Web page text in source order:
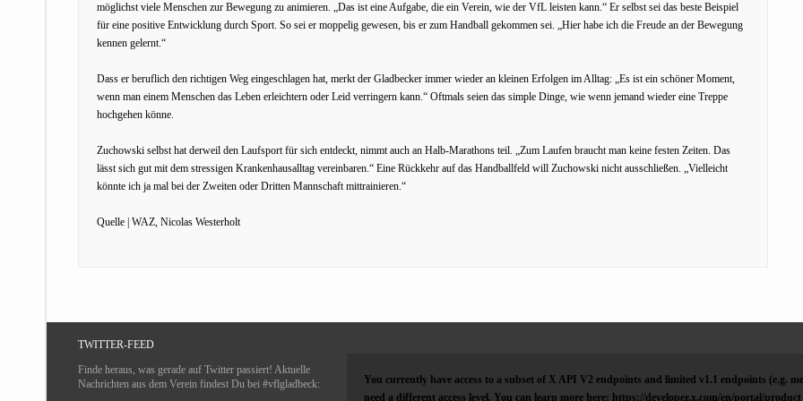
möglichst viele Menschen zur Bewegung zu animieren. „Das ist eine Aufgabe, die ein Verein, wie der VfL leisten kann.“ Er selbst sei das beste Beispiel
für eine positive Entwicklung durch Sport. So sei er moppelig gewesen, bis er zum Handball gekommen sei. „Hier habe ich die Freude an der Bewegung
kennen gelernt.“
Dass er beruflich den richtigen Weg eingeschlagen hat, merkt der Gladbecker immer wieder an kleinen Erfolgen im Alltag: „Es ist ein schöner Moment,
wenn man einem Menschen das Leben erleichtern oder Leid verringern kann.“ Oftmals seien das simple Dinge, wie wenn jemand wieder eine Treppe
hochgehen könne.
Zuchowski selbst hat derweil den Laufsport für sich entdeckt, nimmt auch an Halb-Marathons teil. „Zum Laufen braucht man keine festen Zeiten. Das
lässt sich gut mit dem stressigen Krankenhausalltag vereinbaren.“ Eine Rückkehr auf das Handballfeld will Zuchowski nicht ausschließen. „Vielleicht
könnte ich ja mal bei der Zweiten oder Dritten Mannschaft mittrainieren.“
Quelle | WAZ, Nicolas Westerholt
TWITTER-FEED
Finde heraus, was gerade auf Twitter passiert! Aktuelle
Nachrichten aus dem Verein findest Du bei #vflgladbeck:
You currently have access to a subset of X API V2 endpoints and limited v1.1 endpoints (e.g.
need a different access level. You can learn more here: https://developer.x.com/en/portal/product